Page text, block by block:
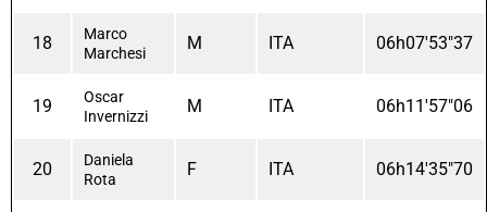
18
Marco
Marchesi
M ITA 06h07'53"37
19
Oscar
Invernizzi
M ITA 06h11'57"06
20
Daniela
Rota
F ITA 06h14'35"70